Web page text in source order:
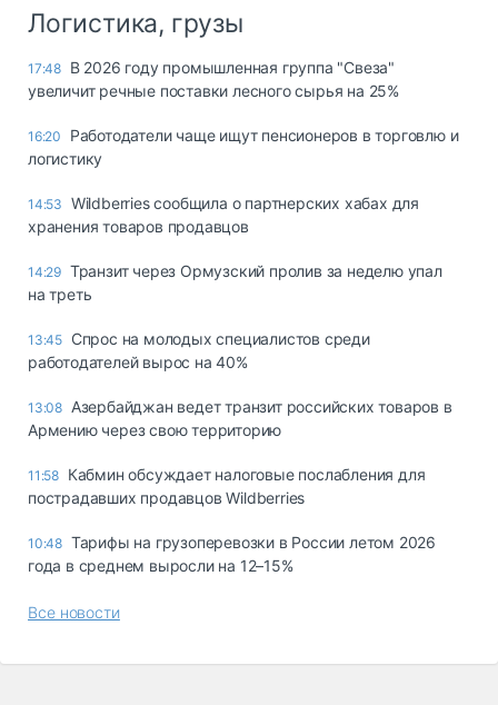
Логистика, грузы
17:48 В 2026 году промышленная группа "Свеза"
увеличит речные поставки лесного сырья на 25%
16:20
Работодатели чаще ищут пенсионеров в торговлю и
логистику
14:53 Wildberries сообщила о партнерских хабах для
хранения товаров продавцов
14:29 Транзит через Ормузский пролив за неделю упал
на треть
13:45 Спрос на молодых специалистов среди
работодателей вырос на 40%
13:08 Азербайджан ведет транзит российских товаров в
Армению через свою территорию
11:58 Кабмин обсуждает налоговые послабления для
пострадавших продавцов Wildberries
10:48 Тарифы на грузоперевозки в России летом 2026
года в среднем выросли на 12–15%
Все новости